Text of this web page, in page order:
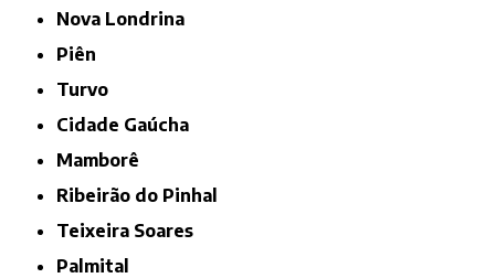
Nova Londrina
Piên
Turvo
Cidade Gaúcha
Mamborê
Ribeirão do Pinhal
Teixeira Soares
Palmital